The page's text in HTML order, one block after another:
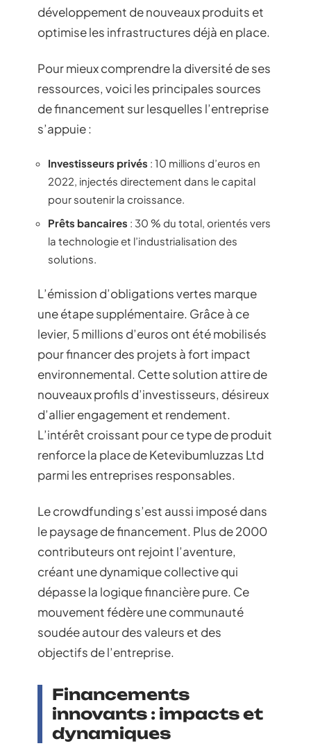
développement de nouveaux produits et
optimise les infrastructures déjà en place.
Pour mieux comprendre la diversité de ses
ressources, voici les principales sources
de financement sur lesquelles l’entreprise
s’appuie :
Investisseurs privés : 10 millions d’euros en
2022, injectés directement dans le capital
pour soutenir la croissance.
Prêts bancaires : 30 % du total, orientés vers
la technologie et l’industrialisation des
solutions.
L’émission d’obligations vertes marque
une étape supplémentaire. Grâce à ce
levier, 5 millions d’euros ont été mobilisés
pour financer des projets à fort impact
environnemental. Cette solution attire de
nouveaux profils d’investisseurs, désireux
d’allier engagement et rendement.
L’intérêt croissant pour ce type de produit
renforce la place de Ketevibumluzzas Ltd
parmi les entreprises responsables.
Le crowdfunding s’est aussi imposé dans
le paysage de financement. Plus de 2000
contributeurs ont rejoint l’aventure,
créant une dynamique collective qui
dépasse la logique financière pure. Ce
mouvement fédère une communauté
soudée autour des valeurs et des
objectifs de l’entreprise.
Financements
innovants : impacts et
dynamiques